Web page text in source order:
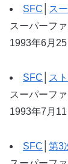
SFC
ス
スーパーフ
1993年6月25
SFC
ス
スーパーフ
1993年7月11
SFC
第3